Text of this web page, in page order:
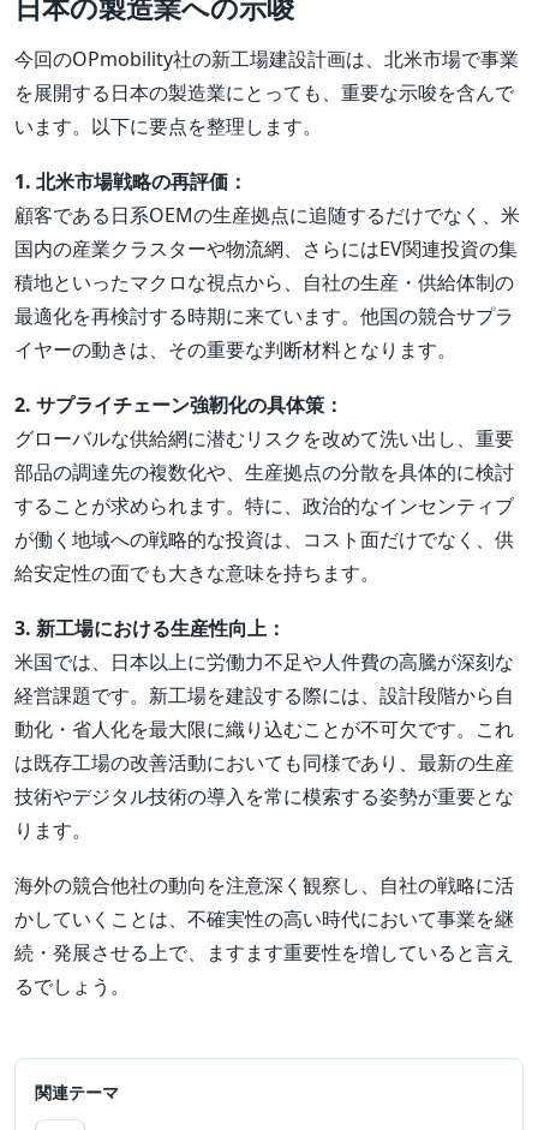
今回のOPmobility社の新工場建設計画は、北米市場で事業
を展開する日本の製造業にとっても、重要な示唆を含んで
います。以下に要点を整理します。
1. 北米市場戦略の再評価：
顧客である日系OEMの生産拠点に追随するだけでなく、米
国内の産業クラスターや物流網、さらにはEV関連投資の集
積地といったマクロな視点から、自社の生産・供給体制の
最適化を再検討する時期に来ています。他国の競合サプラ
イヤーの動きは、その重要な判断材料となります。
2. サプライチェーン強靭化の具体策：
グローバルな供給網に潜むリスクを改めて洗い出し、重要
部品の調達先の複数化や、生産拠点の分散を具体的に検討
することが求められます。特に、政治的なインセンティブ
が働く地域への戦略的な投資は、コスト面だけでなく、供
給安定性の面でも大きな意味を持ちます。
3. 新工場における生産性向上：
米国では、日本以上に労働力不足や人件費の高騰が深刻な
経営課題です。新工場を建設する際には、設計段階から自
動化・省人化を最大限に織り込むことが不可欠です。これ
は既存工場の改善活動においても同様であり、最新の生産
技術やデジタル技術の導入を常に模索する姿勢が重要とな
ります。
海外の競合他社の動向を注意深く観察し、自社の戦略に活
かしていくことは、不確実性の高い時代において事業を継
続・発展させる上で、ますます重要性を増していると言え
るでしょう。
関連テーマ